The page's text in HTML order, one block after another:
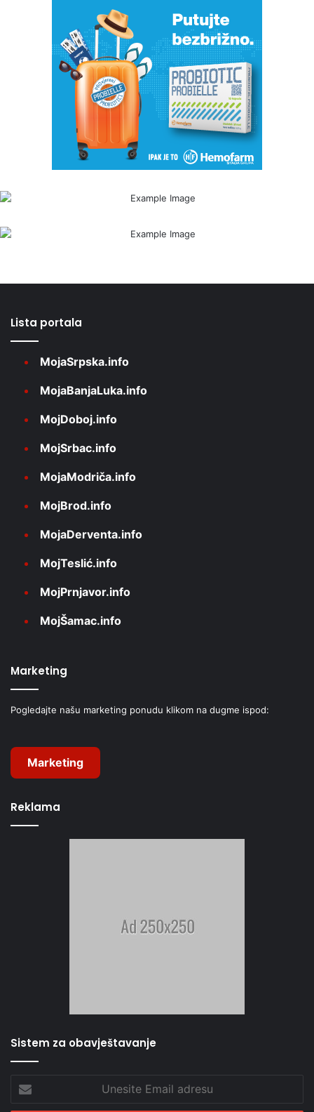
Lista portala
MojaSrpska.info
MojaBanjaLuka.info
MojDoboj.info
MojSrbac.info
MojaModriča.info
MojBrod.info
MojaDerventa.info
MojTeslić.info
MojPrnjavor.info
MojŠamac.info
Marketing
Pogledajte našu marketing ponudu klikom na dugme ispod:
Marketing
Reklama
Sistem za obavještavanje
Email